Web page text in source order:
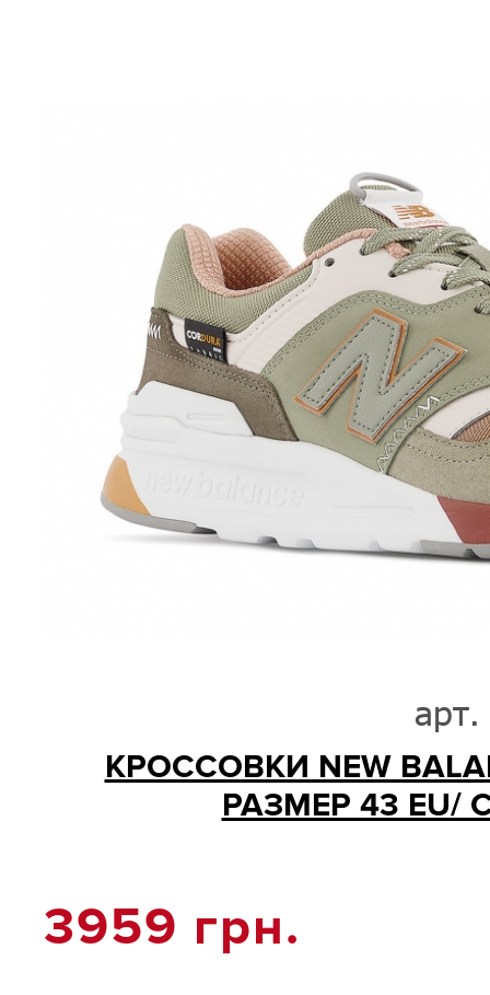
КРОССОВКИ NEW
РАЗМЕР 43 EU/
3959 грн.